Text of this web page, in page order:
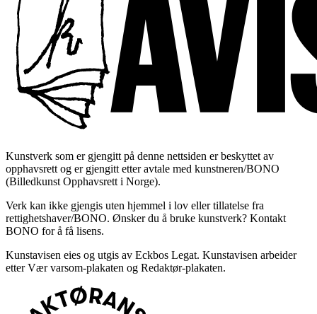
Kunstverk som er gjengitt på denne nettsiden er beskyttet av
opphavsrett og er gjengitt etter avtale med kunstneren/BONO
(Billedkunst Opphavsrett i Norge).
Verk kan ikke gjengis uten hjemmel i lov eller tillatelse fra
rettighetshaver/BONO. Ønsker du å bruke kunstverk? Kontakt
BONO for å få lisens.
Kunstavisen eies og utgis av Eckbos Legat. Kunstavisen arbeider
etter Vær varsom-plakaten og Redaktør-plakaten.